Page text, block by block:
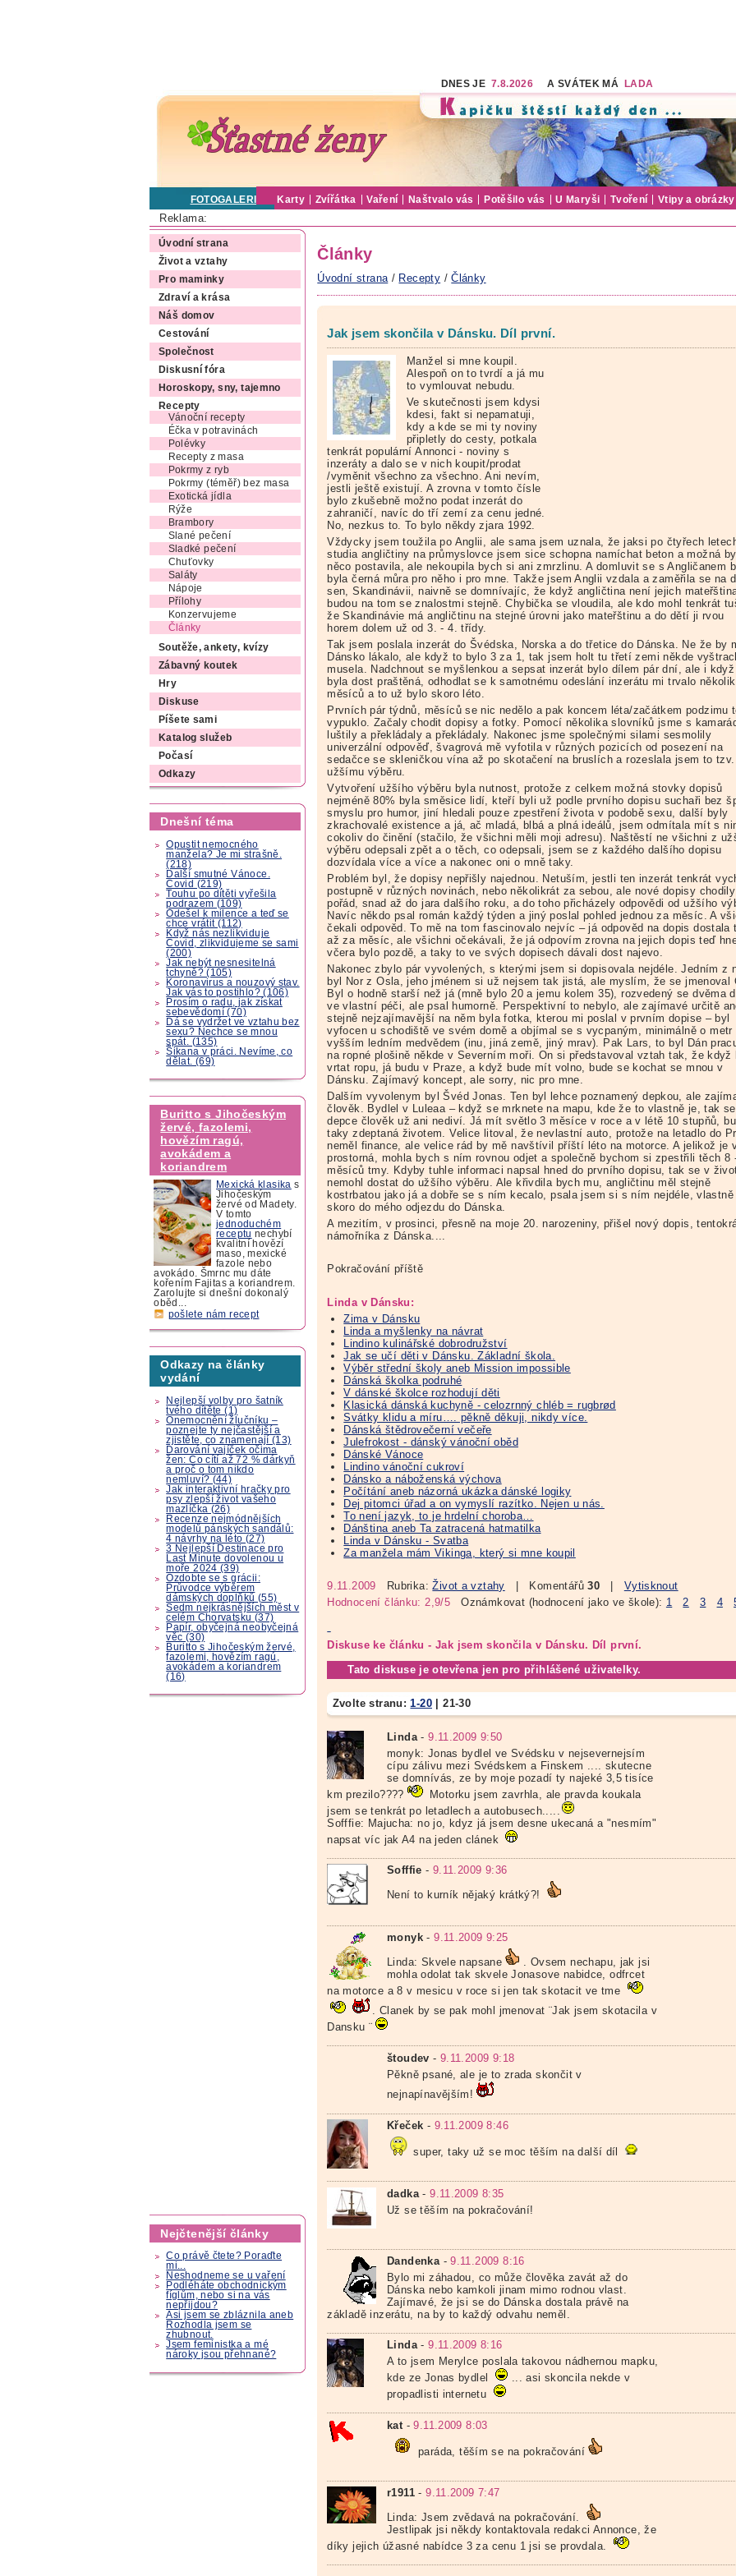
DNES JE 7.8.2026 A SVÁTEK MÁ LADA
FOTOGALERIE Karty Zvířátka Vaření Naštvalo vás Potěšilo vás U Maryši Tvoření Vtipy a obrázky
Reklama:
Úvodní strana
Život a vztahy
Pro maminky
Zdraví a krása
Náš domov
Cestování
Společnost
Diskusní fóra
Horoskopy, sny, tajemno
Recepty
Vánoční recepty
Éčka v potravinách
Polévky
Recepty z masa
Pokrmy z ryb
Pokrmy (téměř) bez masa
Exotická jídla
Rýže
Brambory
Slané pečení
Sladké pečení
Chuťovky
Saláty
Nápoje
Přílohy
Konzervujeme
Články
Soutěže, ankety, kvízy
Zábavný koutek
Hry
Diskuse
Píšete sami
Katalog služeb
Počasí
Odkazy
Dnešní téma
Opustit nemocného
manžela? Je mi strašně.
(218)
Další smutné Vánoce.
Covid (219)
Touhu po dítěti vyřešila
podrazem (109)
Odešel k milence a teď se
chce vrátit (112)
Když nás nezlikviduje
Covid, zlikvidujeme se sami
(200)
Jak nebýt nesnesitelná
tchyně? (105)
Koronavirus a nouzový stav.
Jak vás to postihlo? (106)
Prosím o radu, jak získat
sebevědomí (70)
Dá se vydržet ve vztahu bez
sexu? Nechce se mnou
spát. (135)
Šikana v práci. Nevíme, co
dělat. (69)
Buritto s Jihočeským
žervé, fazolemi,
hovězím ragú,
avokádem a
koriandrem
Mexická klasika s
Jihočeským
žervé od Madety.
V tomto
jednoduchém
receptu nechybí
kvalitní hovězí
maso, mexické
fazole nebo
avokádo. Šmrnc mu dáte
kořením Fajitas a koriandrem.
Zarolujte si dnešní dokonalý
oběd...
pošlete nám recept
Odkazy na články
vydání
Nejlepší volby pro šatník
tvého dítěte (1)
Onemocnění žlučníku –
poznejte ty nejčastější a
zjistěte, co znamenají (13)
Darování vajíček očima
žen: Co cítí až 72 % dárkyň
a proč o tom nikdo
nemluví? (44)
Jak interaktivní hračky pro
psy zlepší život vašeho
mazlíčka (26)
Recenze nejmódnějších
modelů pánských sandálů:
4 návrhy na léto (27)
3 Nejlepší Destinace pro
Last Minute dovolenou u
moře 2024 (39)
Ozdobte se s grácii:
Průvodce výběrem
dámských doplňků (55)
Sedm nejkrásnějších měst v
celém Chorvatsku (37)
Papír, obyčejná neobyčejná
věc (30)
Buritto s Jihočeským žervé,
fazolemi, hovězím ragú,
avokádem a koriandrem
(16)
Nejčtenější články
Co právě čtete? Poraďte
mi...
Neshodneme se u vaření
Podléháte obchodnickým
fíglům, nebo si na vás
nepřijdou?
Asi jsem se zbláznila aneb
Rozhodla jsem se
zhubnout.
Jsem feministka a mé
nároky jsou přehnané?
Články
Úvodní strana / Recepty /Články
Jak jsem skončila v Dánsku. Díl první.
Manžel si mne koupil.
Alespoň on to tvrdí a já mu
to vymlouvat nebudu.
Ve skutečnosti jsem kdysi
kdesi, fakt si nepamatuji,
kdy a kde se mi ty noviny
připletly do cesty, potkala
tenkrát populární Annonci - noviny s
inzeráty a dalo se v nich koupit/prodat
/vyměnit všechno za všechno. Ani nevím,
jestli ještě existují. A zrovna v tomto čísle
bylo zkušebně možno podat inzerát do
zahraničí, navíc do tří zemí za cenu jedné.
No, nezkus to. To bylo někdy zjara 1992.
Vždycky jsem toužila po Anglii, ale sama jsem uznala, že jaksi po čtyřech
studia angličtiny na průmyslovce jsem sice schopna namíchat beton a možná
něco postavila, ale nekoupila bych si ani zmrzlinu. A domluvit se s Angličanem
byla černá můra pro něho i pro mne. Takže jsem Anglii vzdala a zaměřila se na
sen, Skandinávii, naivně se domnívajíc, že když angličtina není jejich
budou na tom se znalostmi stejně. Chybička se vloudila, ale kdo mohl tenkrát
že Skandinávie má angličtinu na stejné úrovni jako mateřštinu a do dětí ji rvou
horem dolem už od 3. - 4. třídy.
Tak jsem poslala inzerát do Švédska, Norska a do třetice do Dánska. Ne že by
Dánsko lákalo, ale když to bylo 3 za 1, tak jsem holt tu třetí zemi někde
musela. Nadchnout se myšlenkou a sepsat inzerát bylo dílem pár dní, ale i
byla dost praštěná, odhodlat se k samotnému odeslání inzerátu mi trvalo několik
měsíců a to už bylo skoro léto.
Prvních pár týdnů, měsíců se nic nedělo a pak koncem léta/začátkem podzimu
vypuklo. Začaly chodit dopisy a fotky. Pomocí několika slovníků jsme s
luštily a překládaly a překládaly. Nakonec jsme společnými silami sesmolily
univerzální odpověď, švagrová mě vyfotila v různých pozicích od posezení na
sedačce se skleničkou vína až po skotačení na bruslích a rozeslala jsem to tzv.
užšímu výběru.
Vytvoření užšího výběru byla nutnost, protože z celkem možná stovky dopisů
nejméně 80% byla směsice lidí, kteří byli už podle prvního dopisu suchaři bez
smyslu pro humor, jiní hledali pouze zpestření života v podobě sexu, další byly
zkrachovalé existence a já, ač mladá, blbá a plná ideálů, jsem odmítala mít s
cokoliv do činění (stačilo, že všichni měli moji adresu). Naštěstí ne všichni z
výběru odepsali zpět a o těch, co odepsali, jsem se z každého dalšího dopisu
dozvídala více a více a nakonec oni o mně taky.
Problém byl, že dopisy nepřišly najednou. Netuším, jestli ten inzerát tenkrát
postupně v různých novinách, nebo několikrát za sebou, ale nové dopisy chodily
pořád, snad až do jara dalšího roku, a do toho přicházely odpovědi od užšího
Navíc někdo psal román každý týden a jiný poslal pohled jednou za měsíc. A
čekali odpověd. To mě na tom fascinovalo nejvíc – já odpověd na dopis dostala
až za měsíc, ale všichni očekávali, že já odpovím zrovna na jejich dopis teď
včera bylo pozdě, a taky to ve svých dopisech dávali dost najevo.
Nakonec zbylo pár vyvolených, s kterými jsem si dopisovala nejdéle. Jedním z
byl Nor z Osla, jeho jménem si už nejsem tak jistá, ale myslím, že se jmenoval
Byl o hodně starší než já (mně bylo 20 a jemu kolem 35), rozvedený se dvěma
ve vlastní péči, ale psal humorně. Perspektivní to nebylo, ale zajímavé určitě
stejně nejzajímavější na něm byla fotka, kterou mi poslal v prvním dopise – byl
vyfocen u schodiště ve svém domě a objímal se s vycpaným, minimálně o metr
vyšším ledním medvědem (inu, jiná země, jiný mrav). Pak Lars, to byl Dán
na ropné plošině někde v Severním moři. On si představoval vztah tak, že když
vrtat ropu, já budu v Praze, a když bude mít volno, bude se kochat se mnou v
Dánsku. Zajímavý koncept, ale sorry, nic pro mne.
Dalším vyvolenym byl Švéd Jonas. Ten byl lehce poznamený depkou, ale
člověk. Bydlel v Luleaa – když se mrknete na mapu, kde že to vlastně je, tak
depce člověk už ani nediví. Já mít světlo 3 měsíce v roce a v létě 10 stupňů,
taky zdeptaná životem. Velice litoval, že nevlastní auto, protože na letadlo do
neměl finance, ale velice rád by mě navštívil příští léto na motorce. A jelikož je
prostorná, mohla bych s ním rovnou odjet a společně bychom si zpestřili těch 8
měsíců tmy. Kdyby tuhle informaci napsal hned do prvního dopisu, tak se v
nemohl dostat do užšího výběru. Ale křivdila bych mu, angličtinu měl stejně
kostrbatou jako já a dobře se s ním kecalo, psala jsem si s ním nejdéle, vlastně
skoro do mého odjezdu do Dánska.
A mezitím, v prosinci, přesně na moje 20. narozeniny, přišel nový dopis,
námořníka z Dánska....
Pokračování příště
Linda v Dánsku:
Zima v Dánsku
Linda a myšlenky na návrat
Lindino kulinářské dobrodružství
Jak se učí děti v Dánsku. Základní škola.
Výběr střední školy aneb Mission impossible
Dánská školka podruhé
V dánské školce rozhodují děti
Klasická dánská kuchyně - celozrnný chléb = rugbrød
Svátky klidu a míru…. pěkně děkuji, nikdy více.
Dánská štědrovečerní večeře
Julefrokost - dánský vánoční oběd
Dánské Vánoce
Lindino vánoční cukroví
Dánsko a náboženská výchova
Počítání aneb názorná ukázka dánské logiky
Dej pitomci úřad a on vymyslí razítko. Nejen u nás.
To není jazyk, to je hrdelní choroba…
Dánština aneb Ta zatracená hatmatilka
Linda v Dánsku - Svatba
Za manžela mám Vikinga, který si mne koupil
9.11.2009 Rubrika:Život a vztahy | Komentářů30
Vytisknout
Hodnocení článku: 2,9/5 Oznámkovat (hodnocení jako ve škole): 1 2 3 4
Diskuse ke článku - Jak jsem skončila v Dánsku. Díl první.
Tato diskuse je otevřena jen pro přihlášené uživatelky.
Zvolte stranu:1-20 |21-30
Linda -9.11.2009 9:50
monyk: Jonas bydlel ve Svédsku v nejsevernejsím
cípu zálivu mezi Svédskem a Finskem .... skutecne
se domnívás, ze by moje pozadí ty najeké 3,5 tisíce
km prezilo????
Motorku jsem zavrhla, ale pravda koukala
jsem se tenkrát po letadlech a autobusech.....
Sofffie: Majucha: no jo, kdyz já jsem desne ukecaná a "nesmím"
napsat víc jak A4 na jeden clánek
Sofffie - 9.11.2009 9:36
Není to kurník nějaký krátký?!
monyk -9.11.2009 9:25
Linda: Skvele napsane
. Ovsem nechapu, jak jsi
mohla odolat tak skvele Jonasove nabidce, odfrcet
na motorce a 8 v mesicu v roce si jen tak skotacit ve tme
. Clanek by se pak mohl jmenovat ¨Jak jsem skotacila v
Dansku ¨
štoudev - 9.11.2009 9:18
Pěkně psané, ale je to zrada skončit v
nejnapínavějším!
Křeček - 9.11.2009 8:46
super, taky už se moc těším na další díl
dadka -9.11.2009 8:35
Už se těším na pokračování!
Dandenka-9.11.2009 8:16
Bylo mi záhadou, co může člověka zavát až do
Dánska nebo kamkoli jinam mimo rodnou vlast.
Zajímavé, že jsi se do Dánska dostala právě na
základě inzerátu, na by to každý odvahu neměl.
Linda-9.11.2009 8:16
A to jsem Merylce poslala takovou nádhernou mapku,
kde ze Jonas bydlel
... asi skoncila nekde v
propadlisti internetu
kat -9.11.2009 8:03
paráda, těším se na pokračování
r1911 -9.11.2009 7:47
Linda: Jsem zvědavá na pokračování.
Jestlipak jsi někdy kontaktovala redakci Annonce, že
díky jejich úžasné nabídce 3 za cenu 1 jsi se provdala.